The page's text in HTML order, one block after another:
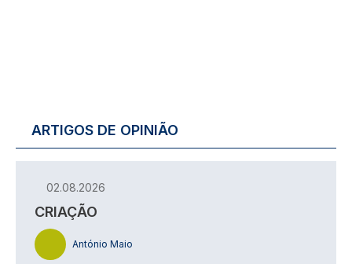
ARTIGOS DE OPINIÃO
02.08.2026
CRIAÇÃO
António Maio